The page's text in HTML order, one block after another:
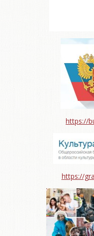
https://
https://